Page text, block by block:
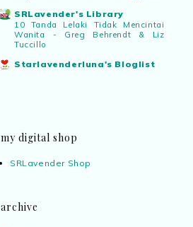
SRLavender's Library
10 Tanda Lelaki Tidak Mencintai
Wanita - Greg Behrendt & Liz
Tuccillo
Starlavenderluna's Bloglist
my digital shop
SRLavender Shop
archive